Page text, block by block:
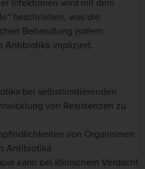
Infektionen wird mit dem
beschrieben, was die
Behandlung (sofern
Antibiotika impliziert.
bei selbstlimitierenden
von Resistenzen zu
von Organismen
Antibiotika
kann bei klinischem Verdacht